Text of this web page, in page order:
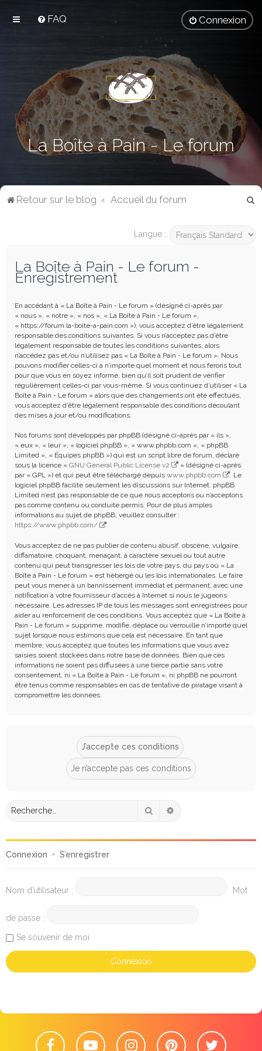
FAQ Connexion
La Boîte à Pain - Le forum
Retour sur le blog Accueil du forum
Langue :
La Boîte à Pain - Le forum -
Enregistrement
En accédant à « La Boîte à Pain - Le forum » (désigné ci-après par
« nous », « notre », « nos », « La Boîte à Pain - Le forum »,
« https://forum.la-boite-a-pain.com »), vous acceptez d’être légalement
responsable des conditions suivantes. Si vous n’acceptez pas d’être
légalement responsable de toutes les conditions suivantes, alors
n’accédez pas et/ou n’utilisez pas « La Boîte à Pain - Le forum ». Nous
pouvons modifier celles-ci à n’importe quel moment et nous ferons tout
pour que vous en soyez informé, bien qu’il soit prudent de vérifier
régulièrement celles-ci par vous-même. Si vous continuez d’utiliser « La
Boîte à Pain - Le forum » alors que des changements ont été effectués,
vous acceptez d’être légalement responsable des conditions découlant
des mises à jour et/ou modifications.
Nos forums sont développés par phpBB (désigné ci-après par « ils »,
« eux », « leur », « logiciel phpBB », « www.phpbb.com », « phpBB
Limited », « Équipes phpBB ») qui est un script libre de forum, déclaré
sous la licence « GNU General Public License v2
» (désigné ci-après
par « GPL ») et qui peut être téléchargé depuis www.phpbb.com
. Le
logiciel phpBB facilite seulement les discussions sur Internet. phpBB
Limited n’est pas responsable de ce que nous acceptons ou n’acceptons
pas comme contenu ou conduite permis. Pour de plus amples
informations au sujet de phpBB, veuillez consulter :
https://www.phpbb.com/
.
Vous acceptez de ne pas publier de contenu abusif, obscène, vulgaire,
diffamatoire, choquant, menaçant, à caractère sexuel ou tout autre
contenu qui peut transgresser les lois de votre pays, du pays où « La
Boîte à Pain - Le forum » est hébergé ou les lois internationales. Le faire
peut vous mener à un bannissement immédiat et permanent, avec une
notification à votre fournisseur d’accès à Internet si nous le jugeons
nécessaire. Les adresses IP de tous les messages sont enregistrées pour
aider au renforcement de ces conditions. Vous acceptez que « La Boîte à
Pain - Le forum » supprime, modifie, déplace ou verrouille n’importe quel
sujet lorsque nous estimons que cela est nécessaire. En tant que
membre, vous acceptez que toutes les informations que vous avez
saisies soient stockées dans notre base de données. Bien que ces
informations ne soient pas diffusées à une tierce partie sans votre
consentement, ni « La Boîte à Pain - Le forum », ni phpBB ne pourront
être tenus comme responsables en cas de tentative de piratage visant à
compromettre les données.
Rechercher
Connexion • S’enregistrer
Nom d’utilisateur : Mot
de passe :
Se souvenir de moi